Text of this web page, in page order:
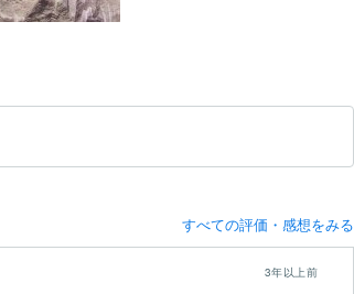
すべての評価・感想をみる
3年以上前